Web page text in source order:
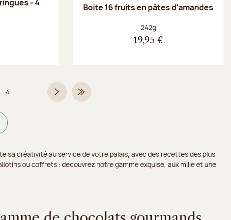
- 4
:
Boite 16 fruits en pâtes d'amandes
Poids net :
242g
19,95 €
Page
4 ... Page suivanteDernière page
sa créativité au service de votre palais, avec des recettes des plus
ou coffrets : découvrez notre gamme exquise, aux mille et une